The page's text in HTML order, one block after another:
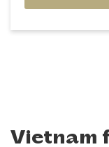
Vietnam